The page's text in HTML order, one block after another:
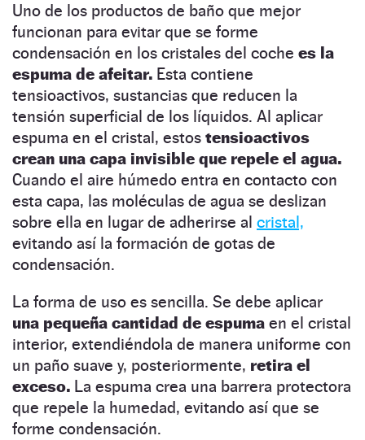
Uno de los productos de baño que mejor
funcionan para evitar que se forme
condensación en los cristales del coche es la
espuma de afeitar. Esta contiene
tensioactivos, sustancias que reducen la
tensión superficial de los líquidos. Al aplicar
espuma en el cristal, estos tensioactivos
crean una capa invisible que repele el agua.
Cuando el aire húmedo entra en contacto con
esta capa, las moléculas de agua se deslizan
sobre ella en lugar de adherirse al cristal,
evitando así la formación de gotas de
condensación.
La forma de uso es sencilla. Se debe aplicar
una pequeña cantidad de espuma en el cristal
interior, extendiéndola de manera uniforme con
un paño suave y, posteriormente, retira el
exceso. La espuma crea una barrera protectora
que repele la humedad, evitando así que se
forme condensación.